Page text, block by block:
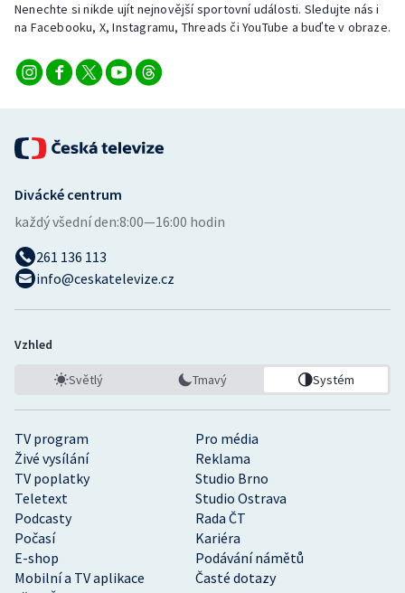
Nenechte si nikde ujít nejnovější sportovní události. Sledujte nás i
na Facebooku, X, Instagramu, Threads či YouTube a buďte v obraze.
TV program
Pro média
Živé vysílání
Reklama
TV poplatky
Studio Brno
Teletext
Studio Ostrava
Podcasty
Rada ČT
Počasí
Kariéra
E-shop
Podávání námětů
Mobilní a TV aplikace
Časté dotazy
Divácké centrum
každý všední den:8:00—16:00 hodin
261 136 113
info@ceskatelevize.cz
Vzhled
Světlý Tmavý Systém